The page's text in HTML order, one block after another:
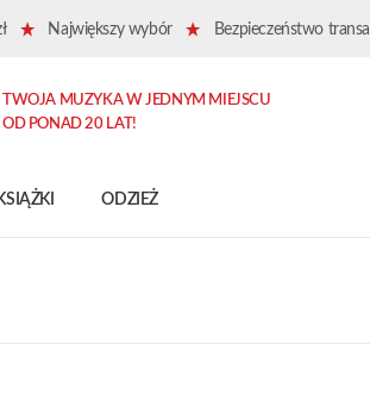
Największy wybór Bezpieczeństwo
ODZIEŻ
TWOJA MUZYKA W JEDNYM MIEJSCU
OD PONAD 20 LAT!